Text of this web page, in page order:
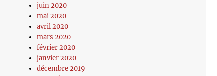
juin 2020
mai 2020
avril 2020
mars 2020
février 2020
janvier 2020
décembre 2019